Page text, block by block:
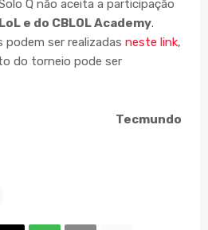
Q não aceita a participação
e do CBLOL Academy.
ser realizadas neste link,
do torneio pode ser
Tecmundo